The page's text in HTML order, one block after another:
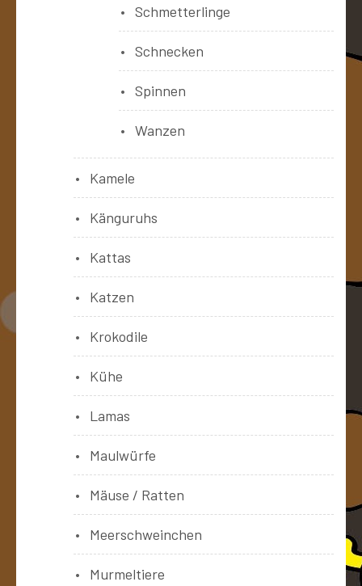
Schmetterlinge
Schnecken
Spinnen
Wanzen
Kamele
Känguruhs
Kattas
Katzen
Krokodile
Kühe
Lamas
Maulwürfe
Mäuse / Ratten
Meerschweinchen
Murmeltiere